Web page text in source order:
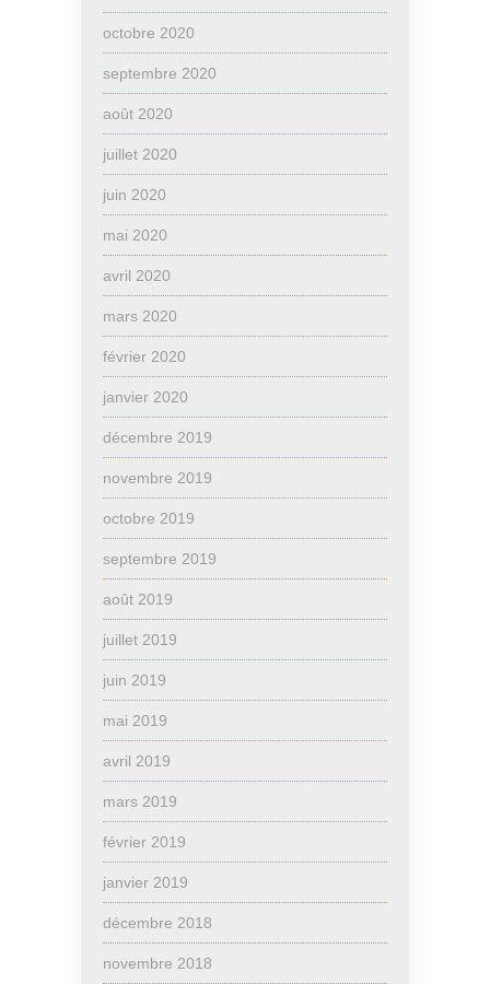
octobre 2020
septembre 2020
août 2020
juillet 2020
juin 2020
mai 2020
avril 2020
mars 2020
février 2020
janvier 2020
décembre 2019
novembre 2019
octobre 2019
septembre 2019
août 2019
juillet 2019
juin 2019
mai 2019
avril 2019
mars 2019
février 2019
janvier 2019
décembre 2018
novembre 2018